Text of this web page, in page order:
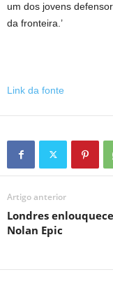
um dos jovens
da fronteira.’
Link da fonte
Artigo anterior
Londres
Nolan Epic